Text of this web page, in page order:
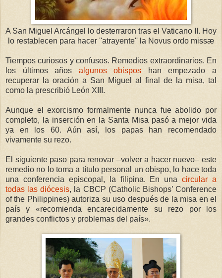
A San Miguel Arcángel lo desterraron tras el Vaticano II. Hoy
lo restablecen para hacer ''atrayente'' la Novus ordo missæ
Tiempos curiosos y confusos. Remedios extraordinarios. En
los últimos años algunos obispos han empezado a
recuperar la oración a San Miguel al final de la misa, tal
como la prescribió León XIII.
Aunque el exorcismo formalmente nunca fue abolido por
completo, la inserción en la Santa Misa pasó a mejor vida
ya en los 60. Aún así, los papas han recomendado
vivamente su rezo.
El siguiente paso para renovar –volver a hacer nuevo– este
remedio no lo toma a título personal un obispo, lo hace toda
una conferencia episcopal, la filipina. En unacircular a
todas las diócesis, la CBCP (Catholic Bishops’ Conference
of the Philippines) autoriza su uso después de la misa en el
país y «recomienda encarecidamente su rezo por los
grandes conflictos y problemas del país».